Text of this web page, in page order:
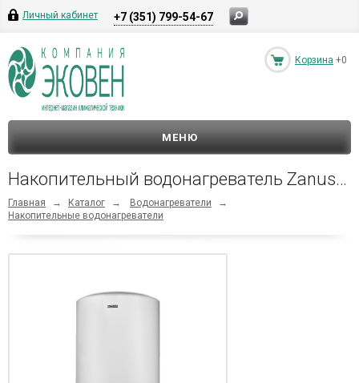
Личный кабинет +7 (351) 799-54-67
Корзина +0
МЕНЮ
Накопительный водонагреватель Zanussi ZWH/S 30 Lorica
Главная → Каталог → Водонагреватели
→
Накопительные водонагреватели